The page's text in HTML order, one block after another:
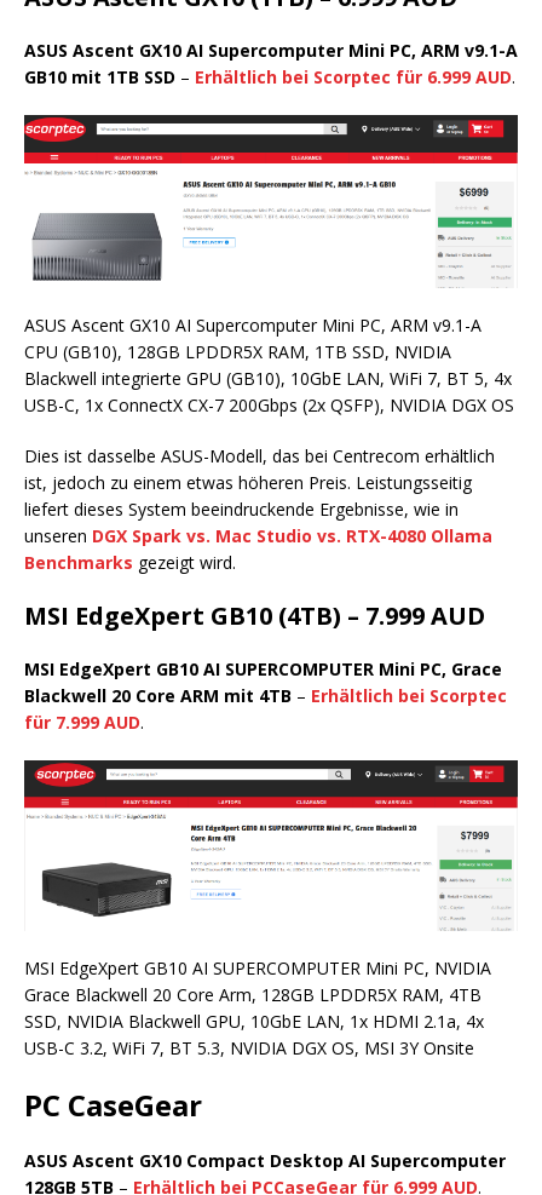
ASUS Ascent GX10 AI Supercomputer Mini PC, ARM v9.1-A
GB10 mit 1TB SSD – Erhältlich bei Scorptec für 6.999 AUD.
ASUS Ascent GX10 AI Supercomputer Mini PC, ARM v9.1-A
CPU (GB10), 128GB LPDDR5X RAM, 1TB SSD, NVIDIA
Blackwell integrierte GPU (GB10), 10GbE LAN, WiFi 7, BT 5, 4x
USB-C, 1x ConnectX CX-7 200Gbps (2x QSFP), NVIDIA DGX OS
Dies ist dasselbe ASUS-Modell, das bei Centrecom erhältlich
ist, jedoch zu einem etwas höheren Preis. Leistungsseitig
liefert dieses System beeindruckende Ergebnisse, wie in
unseren DGX Spark vs. Mac Studio vs. RTX-4080 Ollama
Benchmarks gezeigt wird.
MSI EdgeXpert GB10 (4TB) – 7.999 AUD
MSI EdgeXpert GB10 AI SUPERCOMPUTER Mini PC, Grace
Blackwell 20 Core ARM mit 4TB – Erhältlich bei Scorptec
für 7.999 AUD.
MSI EdgeXpert GB10 AI SUPERCOMPUTER Mini PC, NVIDIA
Grace Blackwell 20 Core Arm, 128GB LPDDR5X RAM, 4TB
SSD, NVIDIA Blackwell GPU, 10GbE LAN, 1x HDMI 2.1a, 4x
USB-C 3.2, WiFi 7, BT 5.3, NVIDIA DGX OS, MSI 3Y Onsite
PC CaseGear
ASUS Ascent GX10 Compact Desktop AI Supercomputer
128GB 5TB – Erhältlich bei PCCaseGear für 6.999 AUD.